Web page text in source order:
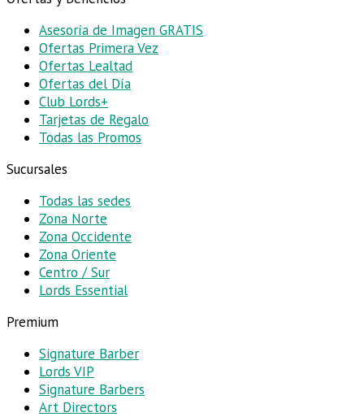
Asesoría de Imagen GRATIS
Ofertas Primera Vez
Ofertas Lealtad
Ofertas del Día
Club Lords+
Tarjetas de Regalo
Todas las Promos
Sucursales
Todas las sedes
Zona Norte
Zona Occidente
Zona Oriente
Centro / Sur
Lords Essential
Premium
Signature Barber
Lords VIP
Signature Barbers
Art Directors